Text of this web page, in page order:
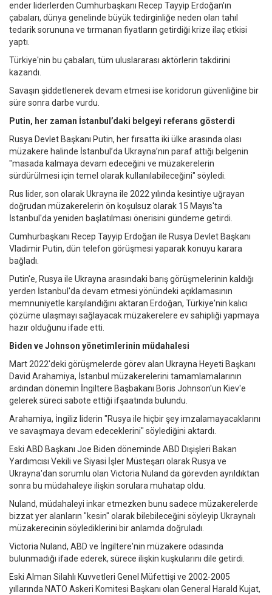
ender liderlerden Cumhurbaşkanı Recep Tayyip Erdoğan'ın
çabaları, dünya genelinde büyük tedirginliğe neden olan tahıl
tedarik sorununa ve tırmanan fiyatların getirdiği krize ilaç etkisi
yaptı.
Türkiye'nin bu çabaları, tüm uluslararası aktörlerin takdirini
kazandı.
Savaşın şiddetlenerek devam etmesi ise koridorun güvenliğine bir
süre sonra darbe vurdu.
Putin, her zaman İstanbul’daki belgeyi referans gösterdi
Rusya Devlet Başkanı Putin, her fırsatta iki ülke arasında olası
müzakere halinde İstanbul’da Ukrayna’nın paraf attığı belgenin
"masada kalmaya devam edeceğini ve müzakerelerin
sürdürülmesi için temel olarak kullanılabileceğini" söyledi.
Rus lider, son olarak Ukrayna ile 2022 yılında kesintiye uğrayan
doğrudan müzakerelerin ön koşulsuz olarak 15 Mayıs'ta
İstanbul'da yeniden başlatılması önerisini gündeme getirdi.
Cumhurbaşkanı Recep Tayyip Erdoğan ile Rusya Devlet Başkanı
Vladimir Putin, dün telefon görüşmesi yaparak konuyu karara
bağladı.
Putin'e, Rusya ile Ukrayna arasındaki barış görüşmelerinin kaldığı
yerden İstanbul'da devam etmesi yönündeki açıklamasının
memnuniyetle karşılandığını aktaran Erdoğan, Türkiye'nin kalıcı
çözüme ulaşmayı sağlayacak müzakerelere ev sahipliği yapmaya
hazır olduğunu ifade etti.
Biden ve Johnson yönetimlerinin müdahalesi
Mart 2022'deki görüşmelerde görev alan Ukrayna Heyeti Başkanı
David Arahamiya, İstanbul müzakerelerini tamamlamalarının
ardından dönemin İngiltere Başbakanı Boris Johnson'un Kiev'e
gelerek süreci sabote ettiği ifşaatında bulundu.
Arahamiya, İngiliz liderin "Rusya ile hiçbir şey imzalamayacaklarını
ve savaşmaya devam edeceklerini" söylediğini aktardı.
Eski ABD Başkanı Joe Biden döneminde ABD Dışişleri Bakan
Yardımcısı Vekili ve Siyasi İşler Müsteşarı olarak Rusya ve
Ukrayna'dan sorumlu olan Victoria Nuland da görevden ayrıldıktan
sonra bu müdahaleye ilişkin sorulara muhatap oldu.
Nuland, müdahaleyi inkar etmezken bunu sadece müzakerelerde
bizzat yer alanların "kesin" olarak bilebileceğini söyleyip Ukraynalı
müzakerecinin söylediklerini bir anlamda doğruladı.
Victoria Nuland, ABD ve İngiltere'nin müzakere odasında
bulunmadığı ifade ederek, sürece ilişkin kuşkularını dile getirdi.
Eski Alman Silahlı Kuvvetleri Genel Müfettişi ve 2002-2005
yıllarında NATO Askeri Komitesi Başkanı olan General Harald Kujat,